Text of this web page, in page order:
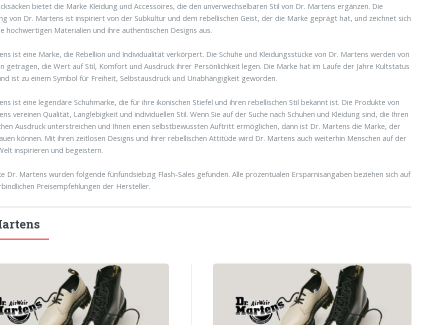
bietet die Marke Kleidung und Accessoires, die den unverwechselbaren Stil von Dr. Martens ergänzen. Die
von Dr. Martens ist inspiriert von der Subkultur und dem rebellischen Geist, der die Marke geprägt hat, und zeichnet sich
hochwertigen Materialien und ihre authentischen Designs aus.
ist eine Marke, die Rebellion und Individualität verkörpert. Die Schuhe und Kleidungsstücke von Dr. Martens werden von
getragen, die Wert auf Stil, Komfort und Ausdruck ihrer Persönlichkeit legen. Die Marke hat im Laufe der Jahre Kultstatus
ist zu einem Symbol für Freiheit, Selbstausdruck und Unabhängigkeit geworden.
ist eine legendäre Schuhmarke, die für ihre ikonischen Stiefel und ihren rebellischen Stil bekannt ist. Die Produkte von
vereinen Qualität, Langlebigkeit und individuellen Stil. Wenn Sie auf der Suche nach Schuhen und Kleidung sind, die Ihren
Ausdruck unterstreichen und Ihnen einen selbstbewussten Auftritt ermöglichen, dann ist Dr. Martens die Marke, der
können. Mit ihren zeitlosen Designs und ihrer rebellischen Attitüde wird Dr. Martens auch weiterhin Menschen auf der
inspirieren und begeistern.
Dr. Martens wurden folgende fünfundsiebzig Flash-Sales gefunden. Alle prozentualen Ersparnisangaben beziehen sich auf
Preisempfehlungen der Hersteller.